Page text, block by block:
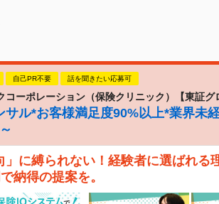
自己PR不要 話を聞きたい応募可
コーポレーション（保険クリニック）【東証グ
サル*お客様満足度90%以上*業界未
」に縛られない！経験者に選ばれる
納得の提案を。